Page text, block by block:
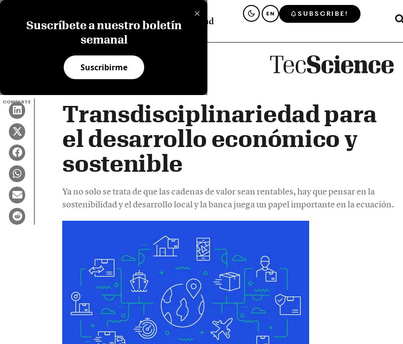
×
Suscríbete a nuestro boletín
semanal
Suscribirme
EN SUBSCRIBE!
COMPARTE
Transdisciplinariedad para
el desarrollo económico y
sostenible
Ya no solo se trata de que las cadenas de valor sean rentables, hay que pensar en la
sostenibilidad y el desarrollo local y la banca juega un papel importante en la ecuación.